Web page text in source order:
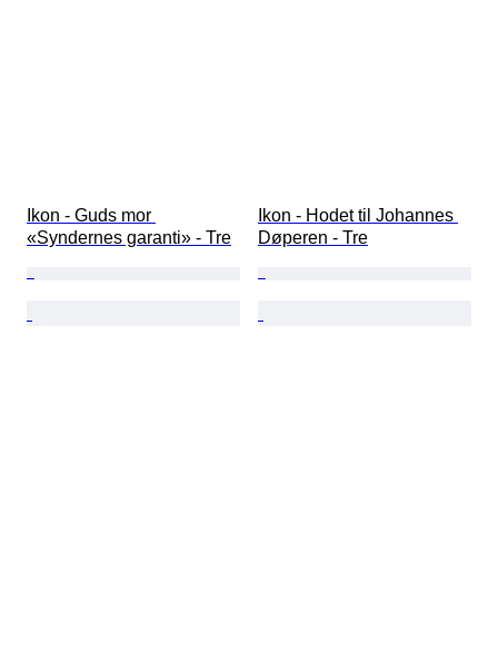
Ikon - Guds mor
«Syndernes garanti» - Tre
Ikon - Hodet til Johannes
Døperen - Tre